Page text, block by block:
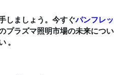
しましょう。今すぐパンフレッ
プラズマ照明市場の未来につい
。